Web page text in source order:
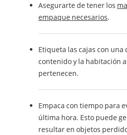
Asegurarte de tener los
empaque necesarios.
Etiqueta las cajas con
contenido y la habitación
pertenecen.
Empaca con tiempo para
última hora. Esto puede
resultar en objetos